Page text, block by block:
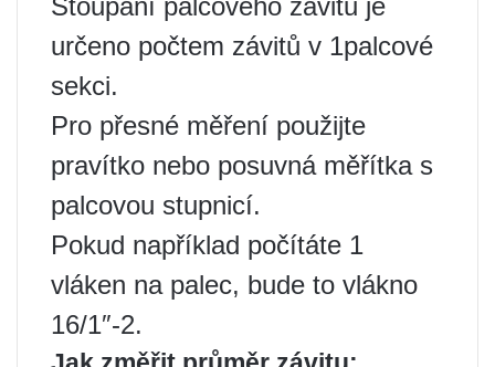
Stoupání palcového závitu je
určeno počtem závitů v 1palcové
sekci.
Pro přesné měření použijte
pravítko nebo posuvná měřítka s
palcovou stupnicí.
Pokud například počítáte 1
vláken na palec, bude to vlákno
16/1″-2.